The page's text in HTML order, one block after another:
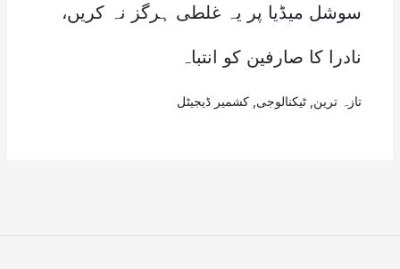
سوشل میڈیا پر یہ غلطی ہرگز نہ کریں،
نادرا کا صارفین کو انتباہ
تازہ ترین ٹیکنالوجی کشمیر ڈیجیٹل